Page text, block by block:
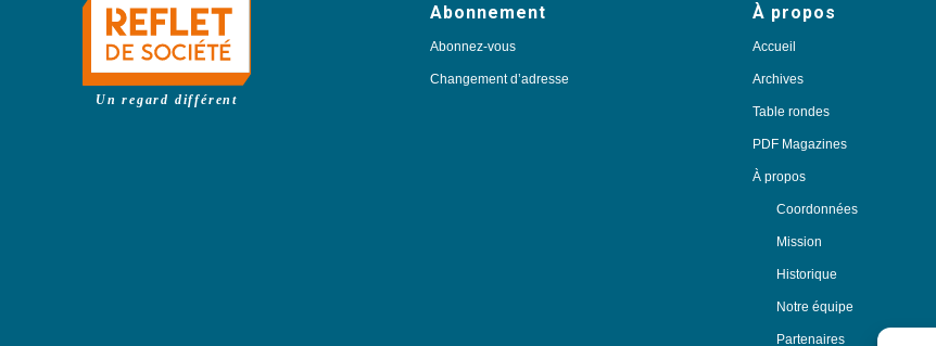
Un regard différent
Abonnement
Abonnez-vous
Changement d’adresse
À propos
Accueil
Archives
Table rondes
PDF Magazines
À propos
Coordonnées
Mission
Historique
Notre équipe
Partenaires